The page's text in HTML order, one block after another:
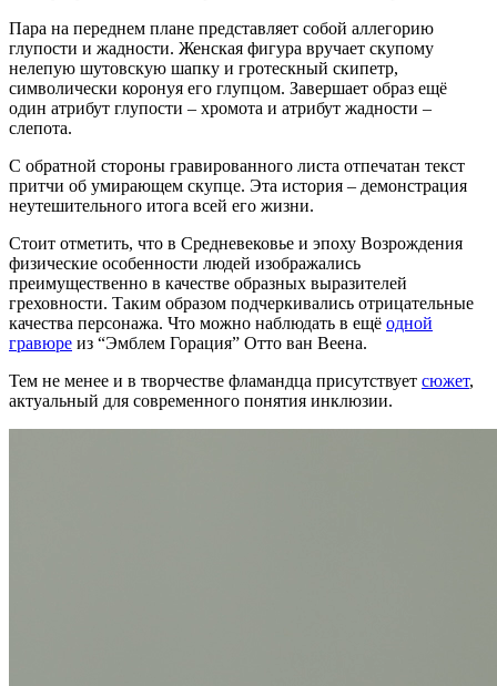
Пара на переднем плане представляет собой аллегорию
глупости и жадности. Женская фигура вручает скупому
нелепую шутовскую шапку и гротескный скипетр,
символически коронуя его глупцом. Завершает образ ещё
один атрибут глупости – хромота и атрибут жадности –
слепота.
С обратной стороны гравированного листа отпечатан текст
притчи об умирающем скупце. Эта история – демонстрация
неутешительного итога всей его жизни.
Стоит отметить, что в Средневековье и эпоху Возрождения
физические особенности людей изображались
преимущественно в качестве образных выразителей
греховности. Таким образом подчеркивались отрицательные
качества персонажа. Что можно наблюдать в ещё одной
гравюре из “Эмблем Горация” Отто ван Веена.
Тем не менее и в творчестве фламандца присутствует сюжет,
актуальный для современного понятия инклюзии.